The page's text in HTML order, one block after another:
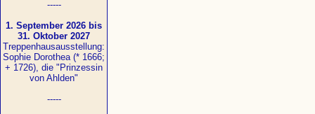
-----
1. September 2026 bis
31. Oktober 2027
Treppenhausausstellung:
Sophie Dorothea (* 1666;
+ 1726), die "Prinzessin
von Ahlden"
-----